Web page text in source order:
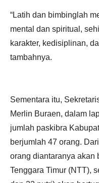
“Latih dan bimbinglah
mental dan spiritual,
karakter, kedisiplinan,
tambahnya.
Sementara itu,
Merlin Buraen, dalam
jumlah paskibra
berjumlah 47 orang.
orang diantaranya akan
Tenggara Timur (NTT),